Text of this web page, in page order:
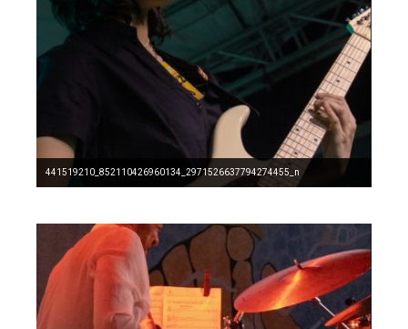
441519210_852110426960134_2971526637794274455_n